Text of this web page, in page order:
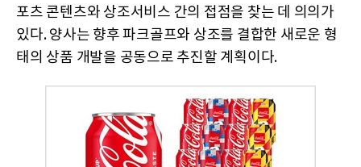
포츠 콘텐츠와 상조서비스 간의 접점을 찾는 데 의의가
있다. 양사는 향후 파크골프와 상조를 결합한 새로운 형
태의 상품 개발을 공동으로 추진할 계획이다.